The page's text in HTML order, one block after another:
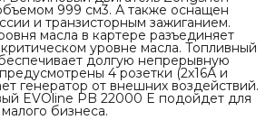
999 см3. А также оснащен
и транзисторным зажиганием.
масла в картере разъединяет
уровне масла. Топливный
долгую непрерывную
4 розетки (2х16А и
генератор от внешних воздействий.
EVOline PB 22000 E подойдет для
бизнеса.